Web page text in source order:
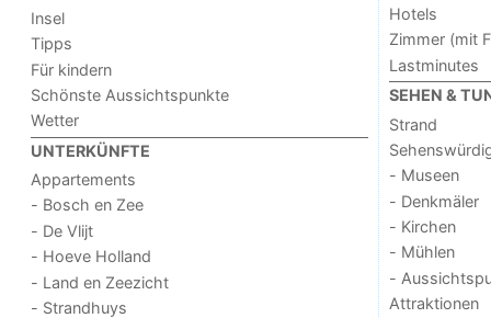
Insel
Tipps
Für kindern
Schönste Aussichtspunkte
Wetter
UNTERKÜNFTE
Appartements
- Bosch en Zee
- De Vlijt
- Hoeve Holland
- Land en Zeezicht
- Strandhuys
Hotels
Zimmer (mit
Lastminutes
SEHEN &
Strand
- Museen
- Denkmäler
- Kirchen
- Mühlen
-
Attraktionen